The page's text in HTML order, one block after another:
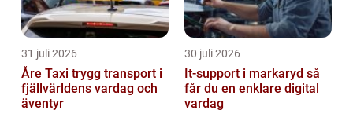
31 juli 2026
Åre Taxi trygg transport i
fjällvärldens vardag och
äventyr
30 juli 2026
It-support i markaryd så
får du en enklare digital
vardag